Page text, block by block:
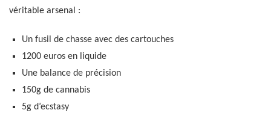
véritable arsenal :
Un fusil de chasse avec des cartouches
1200 euros en liquide
Une balance de précision
150g de cannabis
5g d’ecstasy